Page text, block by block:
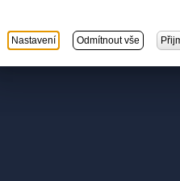
Nastavení Odmítnout vše